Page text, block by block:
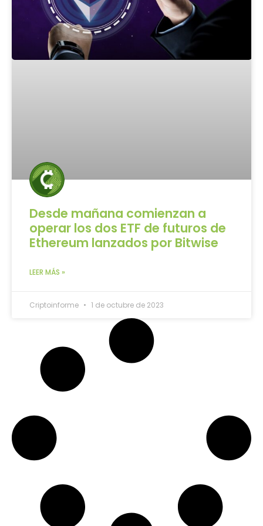
Desde mañana comienzan a
operar los dos ETF de futuros de
Ethereum lanzados por Bitwise
LEER MÁS »
Criptoinforme 1 de octubre de 2023